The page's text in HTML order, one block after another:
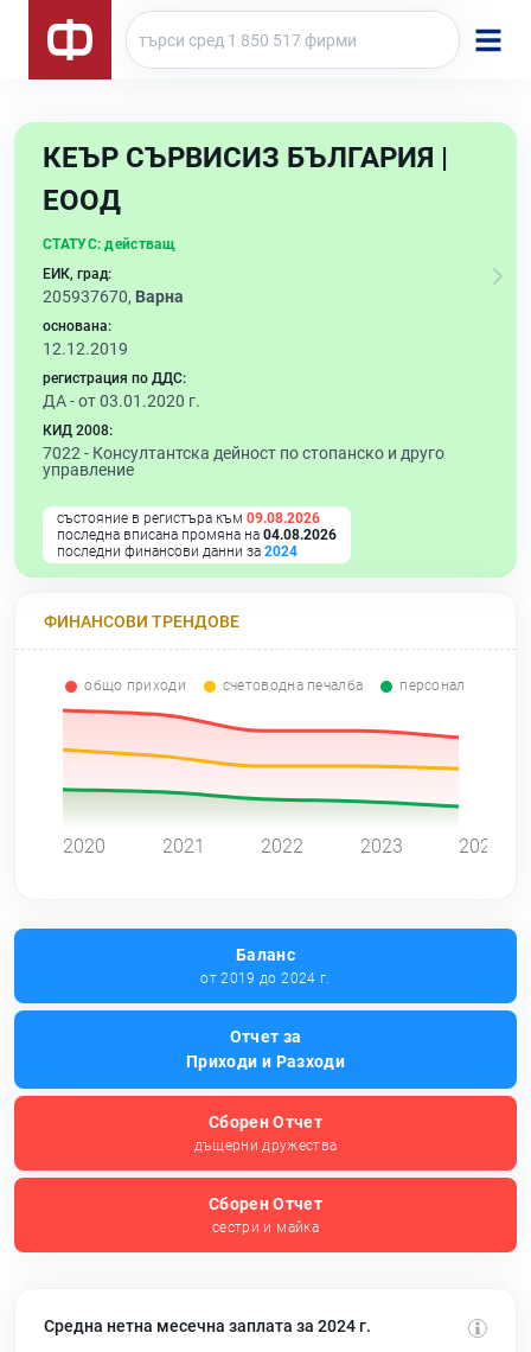
КЕЪР СЪРВИСИЗ БЪЛГАРИЯ |
ЕООД
СТАТУС: действащ
ЕИК, град:
205937670, Варна
основана:
12.12.2019
регистрация по ДДС:
ДА - от 03.01.2020 г.
КИД 2008:
7022 - Консултантска дейност по стопанско и друго
управление
състояние в регистъра към 09.08.2026
последна вписана промяна на 04.08.2026
последни финансови данни за 2024
ФИНАНСОВИ ТРЕНДОВЕ
общо приходи счетоводна печалба персонал
2020 2021 2022 2023 2024
Баланс
от 2019 до 2024 г.
Отчет за
Приходи и Разходи
Сборен Отчет
дъщерни дружества
Сборен Отчет
сестри и майка
Средна нетна месечна заплата за 2024 г.